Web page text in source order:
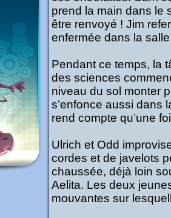
prend la main dans le
être renvoyé ! Jim
enfermée dans la
Pendant ce temps, la
des sciences
niveau du sol monter
s’enfonce aussi dans
rend compte qu’une
Ulrich et Odd
cordes et de javelots
chaussée, déjà loin
Aelita. Les deux
mouvantes sur